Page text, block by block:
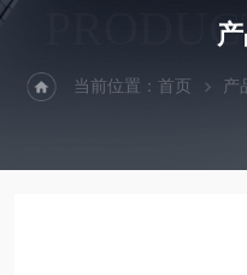
当前位置：首页 产